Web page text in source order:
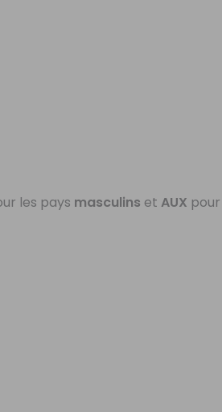
les pays masculins etAUX